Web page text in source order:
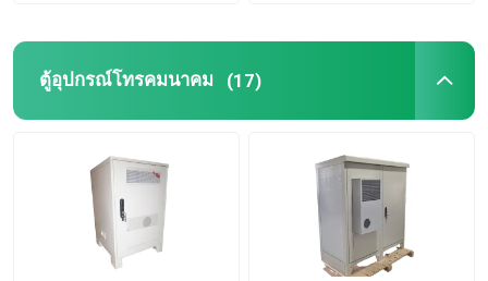
ตู้อุปกรณ์โทรคมนาคม (17)